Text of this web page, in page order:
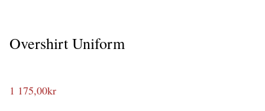
Overshirt Uniform
1 175,00kr